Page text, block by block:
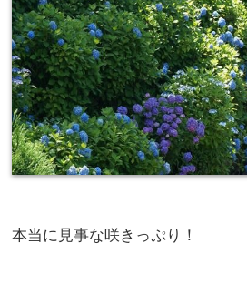
本当に見事な咲きっぷり！